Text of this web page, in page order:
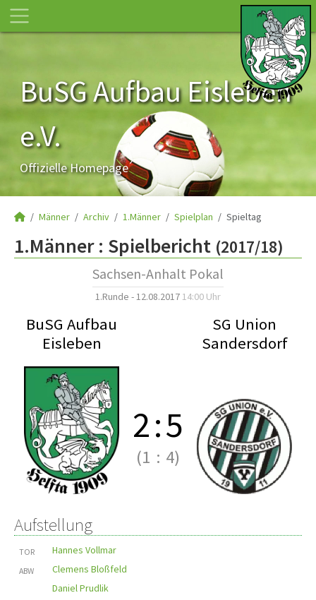
BuSG Aufbau Eisleben
e.V.
Offizielle Homepage
Männer Archiv 1.Männer Spielplan Spieltag
1.Männer : Spielbericht (2017/18)
Sachsen-Anhalt Pokal
1.Runde - 12.08.2017 14:00 Uhr
BuSG Aufbau
Eisleben
SG Union
Sandersdorf
2:5
(1 : 4)
Aufstellung
TOR Hannes Vollmar
ABW
Clemens Bloßfeld
Daniel Prudlik